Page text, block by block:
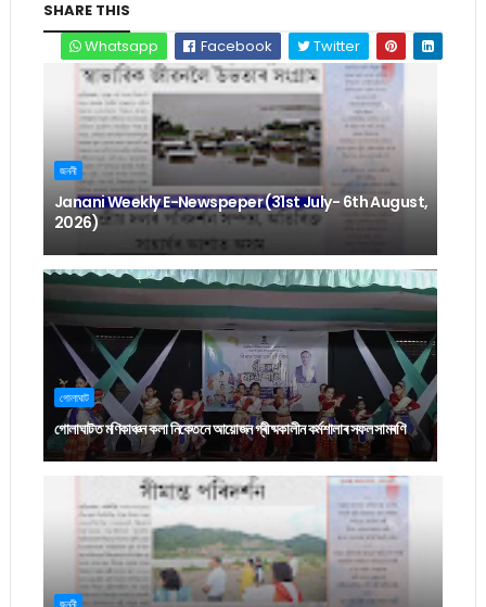
SHARE THIS
Whatsapp
Facebook Twitter
জননী
Janani Weekly E-Newspeper (31st July- 6th August,
2026)
গোলাঘাট
গোলাঘাটত মণিকাঞ্চন কলা নিকেতনে আয়োজন গ্ৰীষ্মকালীন কৰ্মশালাৰ সফল সামৰণি
জননী